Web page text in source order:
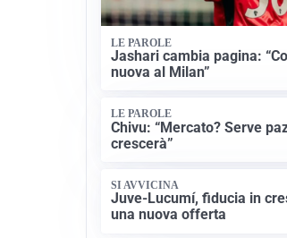
LE PAROLE
Jashari cambia pagina:
nuova al Milan”
LE PAROLE
Chivu: “Mercato? Serve
crescerà”
SI AVVICINA
Juve-Lucumí, fiducia in
una nuova offerta